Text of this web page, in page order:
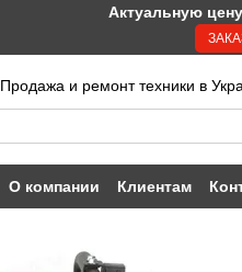
Актуальную
Продажа и ремонт техники в
О компании Клиентам